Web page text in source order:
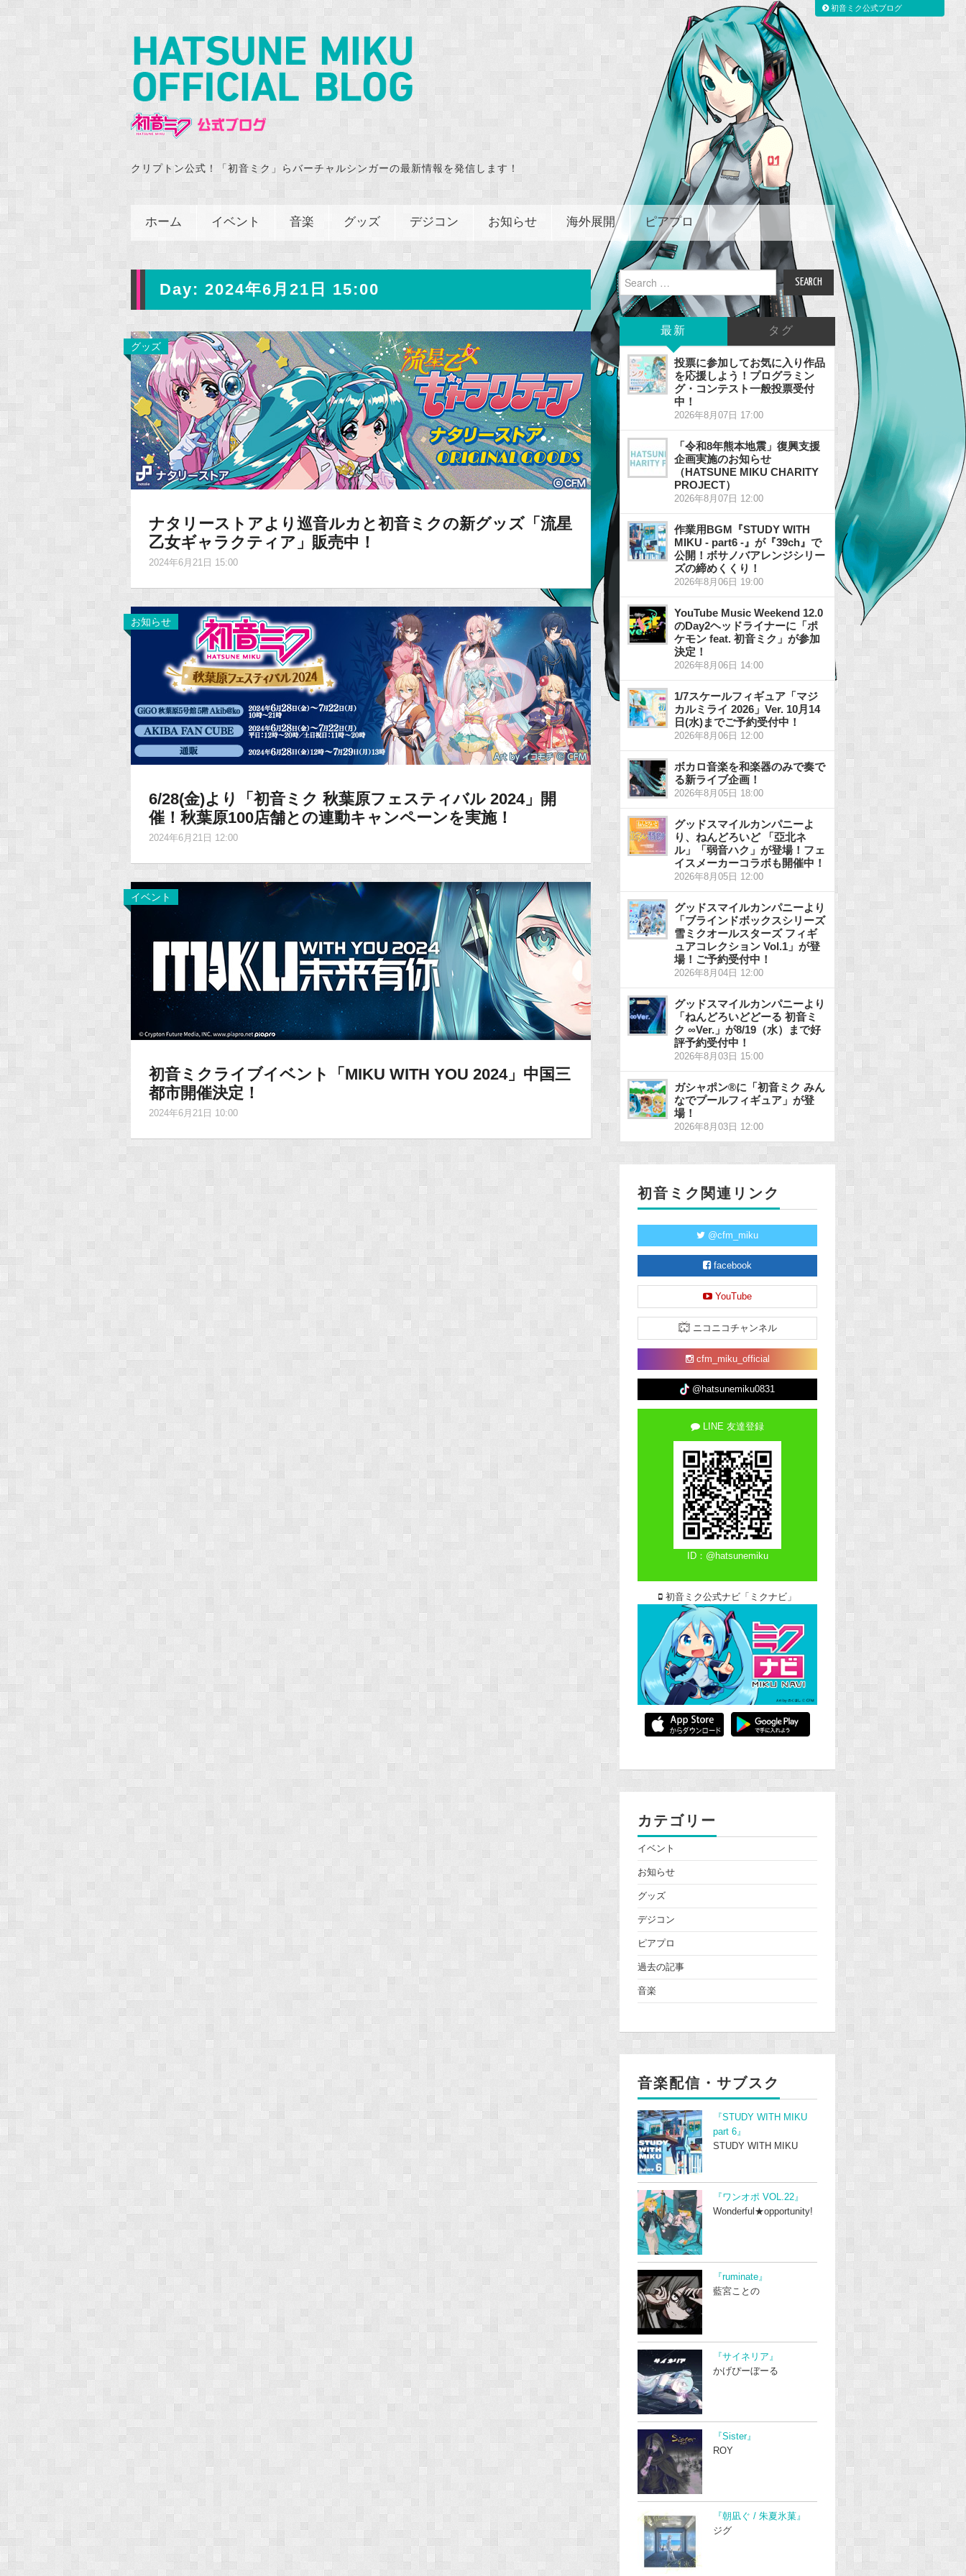
クリプトン公式！「初音ミク」らバーチャルシンガーの最新情報を発信します！
ホーム イベント 音楽 グッズ デジコン お知らせ 海外展開 ピアプロ
Day: 2024年6月21日 15:00
グッズ
ナタリーストアより巡音ルカと初音ミクの新グッズ「流星
乙女ギャラクティア」販売中！
2024年6月21日 15:00
お知らせ
6/28(金)より「初音ミク 秋葉原フェスティバル 2024」開
催！秋葉原100店舗との連動キャンペーンを実施！
2024年6月21日 12:00
イベント
初音ミクライブイベント「MIKU WITH YOU 2024」中国三
都市開催決定！
2024年6月21日 10:00
Search
for:
最新 タグ
投票に参加してお気に入り作品
を応援しよう！プログラミン
グ・コンテスト一般投票受付
中！
2026年8月07日 17:00
「令和8年熊本地震」復興支援
企画実施のお知らせ
（HATSUNE MIKU CHARITY
PROJECT）
2026年8月07日 12:00
作業用BGM『STUDY WITH
MIKU - part6 -』が『39ch』で
公開！ボサノバアレンジシリー
ズの締めくくり！
2026年8月06日 19:00
YouTube Music Weekend 12.0
のDay2ヘッドライナーに「ポ
ケモン feat. 初音ミク」が参加
決定！
2026年8月06日 14:00
1/7スケールフィギュア「マジ
カルミライ 2026」Ver. 10月14
日(水)までご予約受付中！
2026年8月06日 12:00
ボカロ音楽を和楽器のみで奏で
る新ライブ企画！
2026年8月05日 18:00
グッドスマイルカンパニーよ
り、ねんどろいど 「亞北ネ
ル」「弱音ハク」が登場！フェ
イスメーカーコラボも開催中！
2026年8月05日 12:00
グッドスマイルカンパニーより
「ブラインドボックスシリーズ
雪ミクオールスターズ フィギ
ュアコレクション Vol.1」が登
場！ご予約受付中！
2026年8月04日 12:00
グッドスマイルカンパニーより
「ねんどろいどどーる 初音ミ
ク ∞Ver.」が8/19（水）まで好
評予約受付中！
2026年8月03日 15:00
ガシャポン®に「初音ミク みん
なでプールフィギュア」が登
場！
2026年8月03日 12:00
初音ミク関連リンク
@cfm_miku
facebook
YouTube
ニコニコチャンネル
cfm_miku_official
@hatsunemiku0831
LINE 友達登録
ID：@hatsunemiku
初音ミク公式ナビ「ミクナビ」
カテゴリー
イベント
お知らせ
グッズ
デジコン
ピアプロ
過去の記事
音楽
音楽配信・サブスク
『STUDY WITH MIKU
part 6』
STUDY WITH MIKU
『ワンオポ VOL.22』
Wonderful★opportunity!
『ruminate』
藍宮ことの
『サイネリア』
かげぴーぼーる
『Sister』
ROY
『朝凪ぐ / 朱夏氷菓』
ジグ
初音ミク公式ブログ